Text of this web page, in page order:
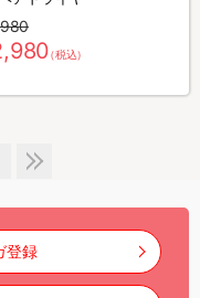
（税込）
登録